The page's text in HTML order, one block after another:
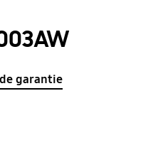
garantie